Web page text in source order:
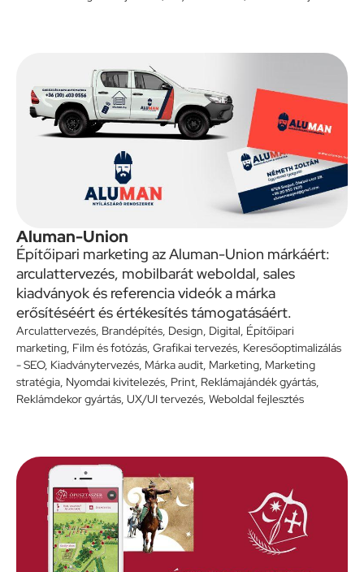
Aluman-Union
Építőipari marketing az Aluman-Union márkáért:
arculattervezés, mobilbarát weboldal, sales
kiadványok és referencia videók a márka
erősítéséért és értékesítés támogatásáért.
Arculattervezés, Brandépítés, Design, Digital, Építőipari
marketing, Film és fotózás, Grafikai tervezés, Keresőoptimalizálás
- SEO, Kiadványtervezés, Márka audit, Marketing, Marketing
stratégia, Nyomdai kivitelezés, Print, Reklámajándék gyártás,
Reklámdekor gyártás, UX/UI tervezés, Weboldal fejlesztés